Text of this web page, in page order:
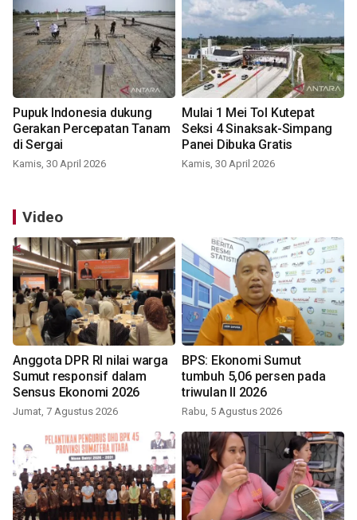
Pupuk Indonesia dukung
Gerakan Percepatan Tanam
di Sergai
Kamis, 30 April 2026
Mulai 1 Mei Tol Kutepat
Seksi 4 Sinaksak-Simpang
Panei Dibuka Gratis
Kamis, 30 April 2026
Video
Anggota DPR RI nilai warga
Sumut responsif dalam
Sensus Ekonomi 2026
Jumat, 7 Agustus 2026
BPS: Ekonomi Sumut
tumbuh 5,06 persen pada
triwulan II 2026
Rabu, 5 Agustus 2026